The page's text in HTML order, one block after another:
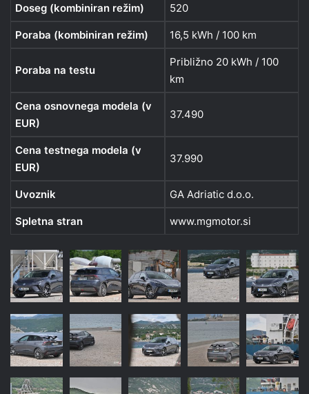
Doseg (kombiniran režim) 520
Poraba (kombiniran režim) 16,5 kWh / 100 km
Poraba na testu
Približno 20 kWh / 100
km
Cena osnovnega modela (v
EUR)
37.490
Cena testnega modela (v
EUR)
37.990
Uvoznik GA Adriatic d.o.o.
Spletna stran www.mgmotor.si